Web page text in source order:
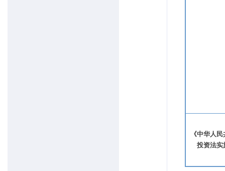
《中华人
投资法实